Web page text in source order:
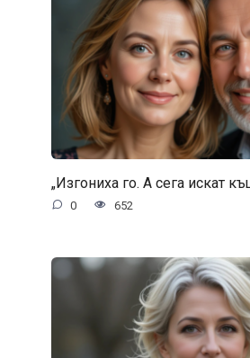
„Изгониха го. А сега искат
0 652